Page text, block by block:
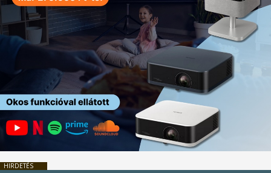
HIRDETÉS